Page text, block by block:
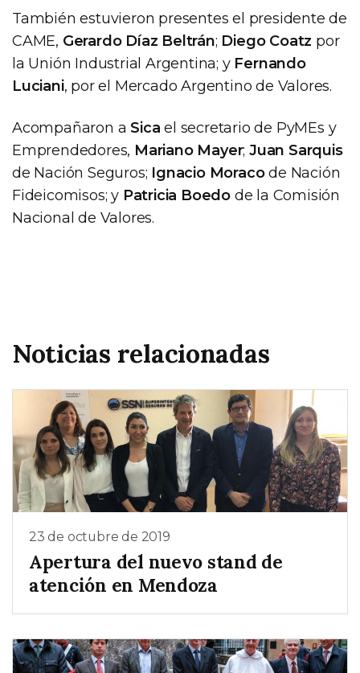
También estuvieron presentes el presidente de
CAME, Gerardo Díaz Beltrán; Diego Coatz por
la Unión Industrial Argentina; y Fernando
Luciani, por el Mercado Argentino de Valores.
Acompañaron aSica el secretario de PyMEs y
Emprendedores, Mariano Mayer;Juan Sarquis
de Nación Seguros; Ignacio Moracode Nación
Fideicomisos; y Patricia Boedo de la Comisión
Nacional de Valores.
Noticias relacionadas
23 de octubre de 2019
Apertura del nuevo stand de
atención en Mendoza